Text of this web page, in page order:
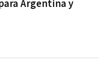
Argentina y